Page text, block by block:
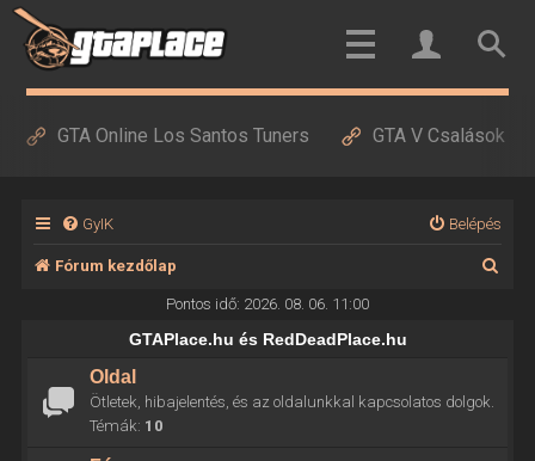
GTA Online Los Santos Tuners GTA V Csalások
GyIK Belépés
Fórum kezdőlap
Pontos idő: 2026. 08. 06. 11:00
GTAPlace.hu és RedDeadPlace.hu
Oldal
Ötletek, hibajelentés, és az oldalunkkal kapcsolatos dolgok.
Témák: 10